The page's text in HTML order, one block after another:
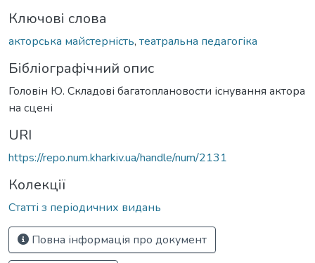
Ключові слова
акторська майстерність, театральна педагогіка
Бібліографічний опис
Головін Ю. Складові багатоплановости існування актора
на сцені
URI
https://repo.num.kharkiv.ua/handle/num/2131
Колекції
Статті з періодичних видань
Повна інформація про документ